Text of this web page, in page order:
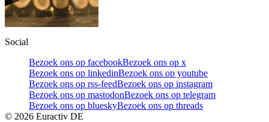
Social
Bezoek ons op facebookBezoek ons op x
Bezoek ons op linkedinBezoek ons op youtube
Bezoek ons op rss-feedBezoek ons op instagram
Bezoek ons op mastodonBezoek ons op telegram
Bezoek ons op blueskyBezoek ons op threads
© 2026 Euractiv DE